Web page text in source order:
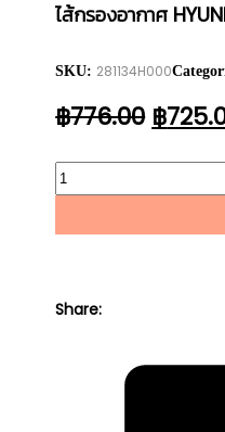
ไส้กรองอากาศ
SKU: 281134H000
฿776.00
PRICE
WAS:
฿
฿
จำนวน
ไส้
กรอง
H1
Share: